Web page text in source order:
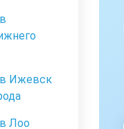
Ижевск
Лоо